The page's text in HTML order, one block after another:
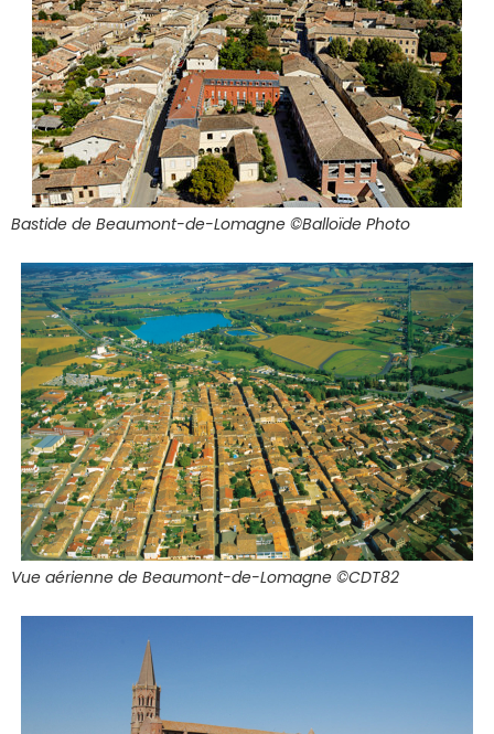
Bastide de Beaumont-de-Lomagne ©Balloïde Photo
Vue aérienne de Beaumont-de-Lomagne ©CDT82